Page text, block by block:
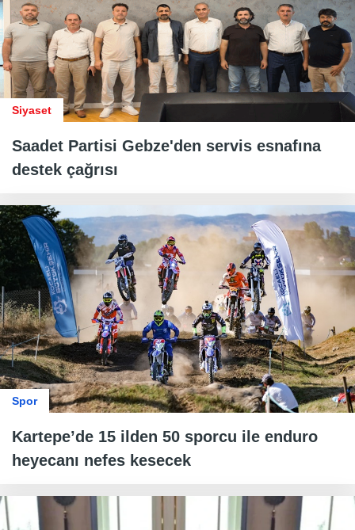
Siyaset
Saadet Partisi Gebze'den servis esnafına
destek çağrısı
Spor
Kartepe’de 15 ilden 50 sporcu ile enduro
heyecanı nefes kesecek